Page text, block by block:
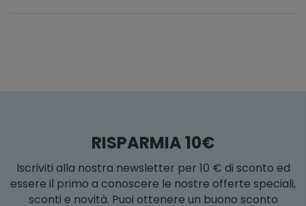
RISPARMIA 10€
Iscriviti alla nostra newsletter per 10 € di sconto ed
essere il primo a conoscere le nostre offerte speciali,
sconti e novità. Puoi ottenere un buono sconto